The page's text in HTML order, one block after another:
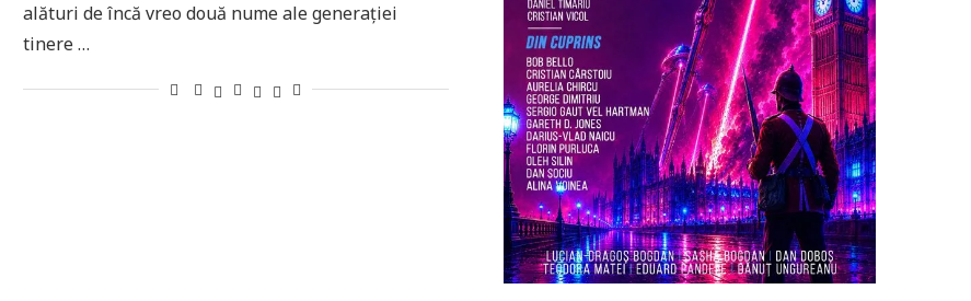
alături de încă vreo două nume ale generației
tinere …